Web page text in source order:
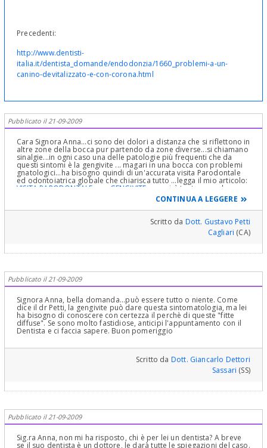
Precedenti:
http://www.dentisti-
italia.it/dentista_domande/endodonzia/1660_problemi-a-un-
canino-devitalizzato-e-con-corona.html
Pubblicato il 21-09-2009
Cara Signora Anna...ci sono dei dolori a distanza che si riflettono in
altre zone della bocca pur partendo da zone diverse...si chiamano
sinalgie...in ogni caso una delle patologie più frequenti che da
questi sintomi è la gengivite ... magari in una bocca con problemi
gnatologici...ha bisogno quindi di un'accurata visita Parodontale
ed odontoiatrica globale che chiarisca tutto ...legga il mio articolo:
VISITA PARODONTALE GENGIVITE e capirà tante cose che
possono riguardarla...Cordialmente Gustavo Petti, Parodontologo
CONTINUA A LEGGERE
Scritto da Dott. Gustavo Petti
Cagliari (CA)
Pubblicato il 21-09-2009
Signora Anna, bella domanda...può essere tutto o niente. Come
dice il dr Petti, la gengivite può dare questa sintomatologia, ma lei
ha bisogno di conoscere con certezza il perchè di queste "fitte
diffuse". Se sono molto fastidiose, anticipi l'appuntamento con il
Dentista e ci faccia sapere. Buon pomeriggio
Scritto da Dott. Giancarlo Dettori
Sassari (SS)
Pubblicato il 21-09-2009
Sig.ra Anna, non mi ha risposto, chi è per lei un dentista? A breve
se il suo dentista è un dottore, le darà tutte le spiegazioni del caso.